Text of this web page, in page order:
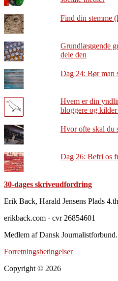
Find din stemme
Grundlæggende
dele den
Dag 24: Bør man
Hvem er din
bloggere og
Hvor ofte skal du
Dag 26: Befri os
30-dages skriveudfordring
Footer
Erik Back, Harald Jensens Plads
erikback.com · cvr 26854601
Medlem af Dansk Journalistforbund.
Forretningsbetingelser
Copyright © 2026